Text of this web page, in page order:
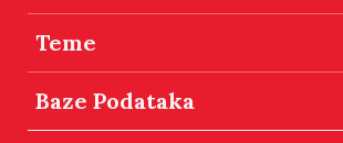
Teme
Baze Podataka